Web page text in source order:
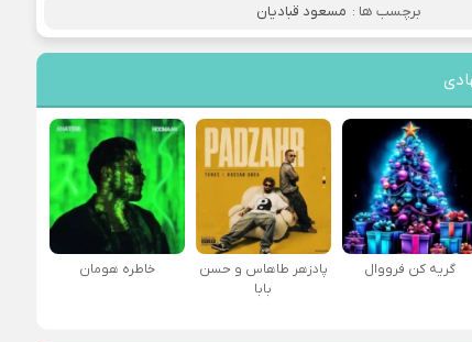
برچسب ها : مسعود قبادیان
گریه کن فرووال
پادزهر طاهاس و حسن
بابا
خاطره هومان